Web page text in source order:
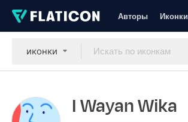
Авторы Иконки
иконки
I Wayan Wika